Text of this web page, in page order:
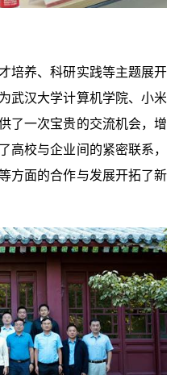
培养、科研实践等主题展开
武汉大学计算机学院、小米
了一次宝贵的交流机会，增
高校与企业间的紧密联系，
方面的合作与发展开拓了新